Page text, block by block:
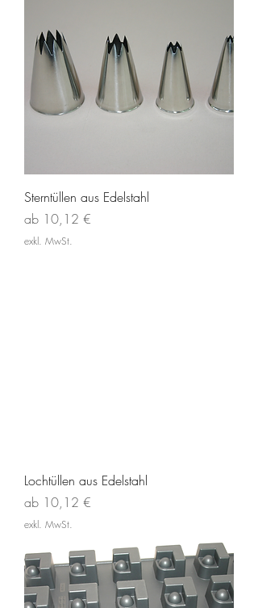
Sterntüllen aus Edelstahl
ab 10,12 €
Sale-Preis
exkl. MwSt.
Lochtüllen aus Edelstahl
ab 10,12 €
Sale-Preis
exkl. MwSt.